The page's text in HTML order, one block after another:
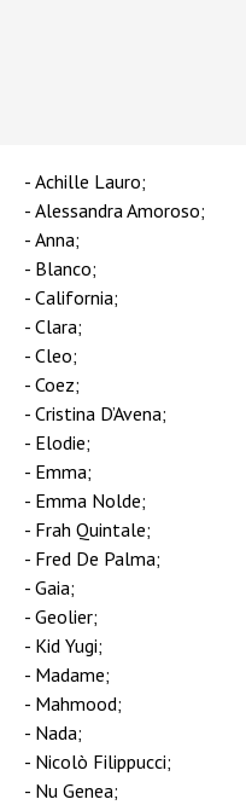
Achille Lauro;
Alessandra Amoroso;
Anna;
Blanco;
California;
Clara;
Cleo;
Coez;
Cristina D’Avena;
Elodie;
Emma;
Emma Nolde;
Frah Quintale;
Fred De Palma;
Gaia;
Geolier;
Kid Yugi;
Madame;
Mahmood;
Nada;
Nicolò Filippucci;
Nu Genea;